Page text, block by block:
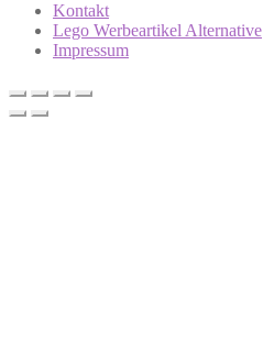
Kontakt
Lego Werbeartikel Alternative
Impressum